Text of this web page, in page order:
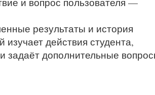
результаты и история
действия студента,
задаёт дополнительные